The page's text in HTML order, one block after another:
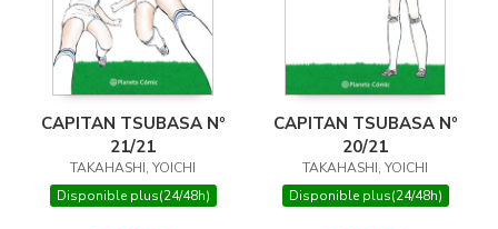
CAPITAN TSUBASA Nº
21/21
TAKAHASHI, YOICHI
Disponible plus(24/48h)
CAPITAN TSUBASA Nº
20/21
TAKAHASHI, YOICHI
Disponible plus(24/48h)